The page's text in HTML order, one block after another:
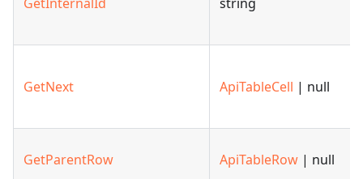
GetNext ApiTableCell | null
GetParentRow ApiTableRow | null